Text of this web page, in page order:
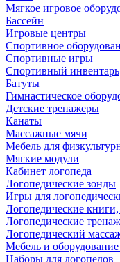
Мягкое игровое
Бассейн
Игровые центры
Спортивное
Спортивные игры
Спортивный инвентарь
Батуты
Гимнастическое
Детские тренажеры
Канаты
Массажные мячи
Мебель для
Мягкие модули
Кабинет логопеда
Логопедические зонды
Игры для
Логопедические
Логопедические
Логопедический
Мебель и оборудование
Наборы для логопедов